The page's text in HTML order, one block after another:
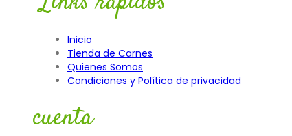
Inicio
Tienda de Carnes
Quienes Somos
Condiciones y Política de privacidad
cuenta